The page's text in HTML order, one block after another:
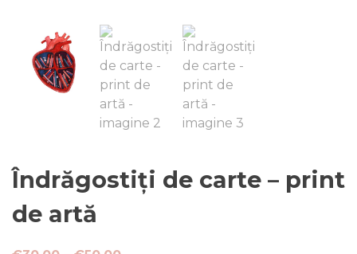
Îndrăgostiți de carte – print
de artă